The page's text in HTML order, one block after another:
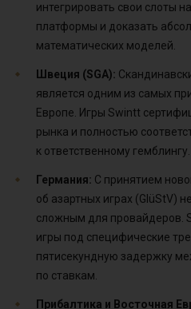
интегрировать свои слоты
платформы и доказать
математических моделей.
Швеция (SGA):
является одним из самых
Европе. Игры Swintt
рынка и полностью
к ответственному гемблингу.
Германия: С принятием
об азартных играх (GlüStV)
сложным для провайдеров.
игры под специфические
пятисекундную задержку
по ставкам.
Прибалтика и Восточная